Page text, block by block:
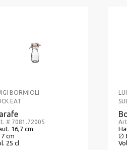
BORMIOLI
EAT
# 7081.72005
16,7 cm
cm
25 cl
∅